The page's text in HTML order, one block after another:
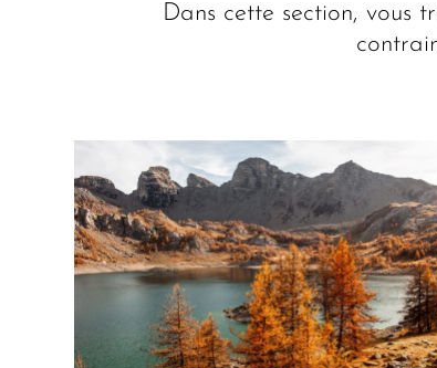
Dans cette section, vous